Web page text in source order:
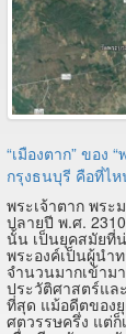
“เมืองตาก” ของ
กรุงธนบุรี คือที่ไ
พระเจ้าตาก พระ
ปลายปี พ.ศ.
นั้น เป็นยุคสมัยที่
พระองค์เป็นผู้นำ
จำนวนมากเข้าม
ประวัติศาสตร์แล
ที่สุด แม้อดีตของ
ศตวรรษครึ่ง แต่